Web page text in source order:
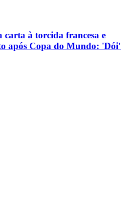
à torcida francesa e
após Copa do Mundo: 'Dói'